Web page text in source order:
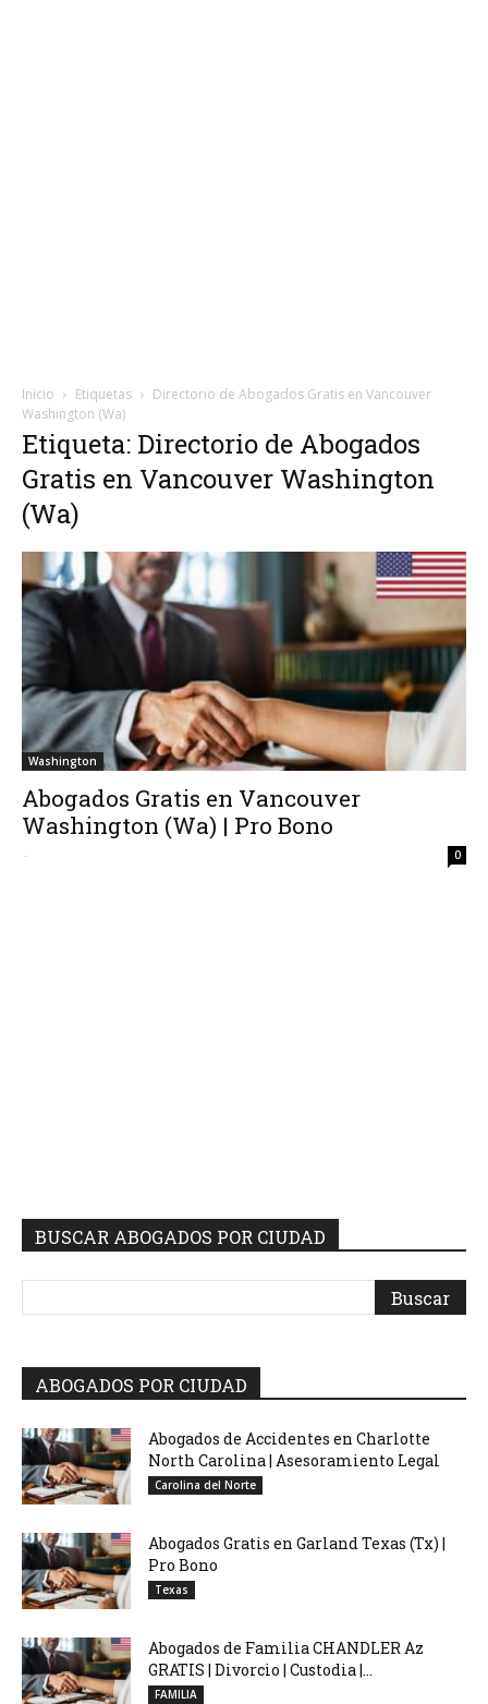
Inicio Etiquetas
Directorio de Abogados Gratis en Vancouver
Washington (Wa)
Etiqueta: Directorio de Abogados
Gratis en Vancouver Washington
(Wa)
Washington
Abogados Gratis en Vancouver
Washington (Wa) | Pro Bono
- 0
BUSCAR ABOGADOS POR CIUDAD
ABOGADOS POR CIUDAD
Abogados de Accidentes en Charlotte
North Carolina | Asesoramiento Legal
Carolina del Norte
Abogados Gratis en Garland Texas (Tx) |
Pro Bono
Texas
Abogados de Familia CHANDLER Az
GRATIS | Divorcio | Custodia |...
FAMILIA